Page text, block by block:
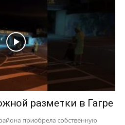
разметки в Гагре
приобрела собственную